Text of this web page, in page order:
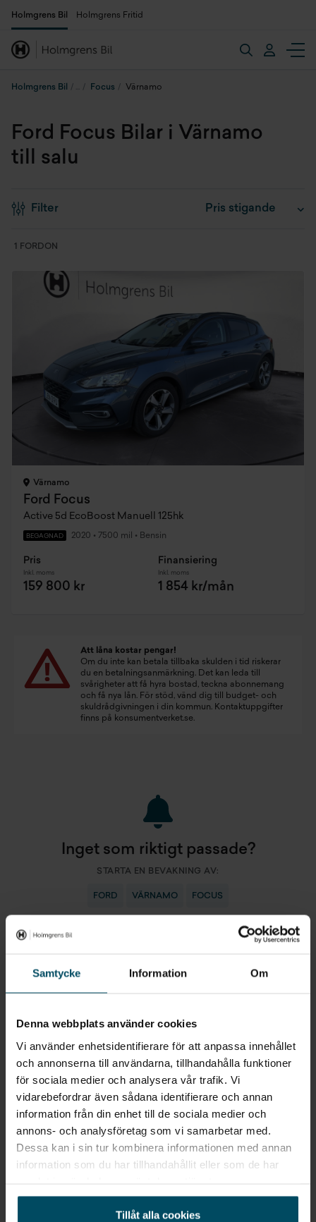
Samtycke Information Om
Denna webbplats använder cookies
Vi använder enhetsidentifierare för att anpassa innehållet
och annonserna till användarna, tillhandahålla funktioner
för sociala medier och analysera vår trafik. Vi
vidarebefordrar även sådana identifierare och annan
information från din enhet till de sociala medier och
annons- och analysföretag som vi samarbetar med.
Dessa kan i sin tur kombinera informationen med annan
information som du har tillhandahållit eller som de har
Tillåt alla cookies
Holmgrens Bil Holmgrens Fritid
Holmgrens Bil Focus Värnamo
Ford Focus Bilar i Värnamo
till salu
Filter
1 FORDON
Värnamo
Ford Focus
Active 5d EcoBoost Manuell 125hk
BEGAGNAD 2020 • 7500 mil • Bensin
Pris
Inkl. moms
159 800 kr
Finansiering
Inkl. moms
1 854 kr/mån
Att låna kostar pengar!
Om du inte kan betala tillbaka skulden i tid riskerar
du en betalningsanmärkning. Det kan leda till
svårigheter att få hyra bostad, teckna abonnemang
och få nya lån. För stöd, vänd dig till budget- och
skuldrådgivningen i din kommun. Kontaktuppgifter
finns på konsumentverket.se.
Inget som riktigt passade?
STARTA EN BEVAKNING AV:
FORD VÄRNAMO FOCUS
Fyll in din e-postadress så skickar vi ett mail direkt
Bevaka
Alla personuppgifter som skickas in till Holmgrens kommer att
behandlas enligt bestämmelserna i EU:s dataskyddsförordningen
(GDPR).Härkan du läsa mer om hur vi behandlar dina
personuppgifter.